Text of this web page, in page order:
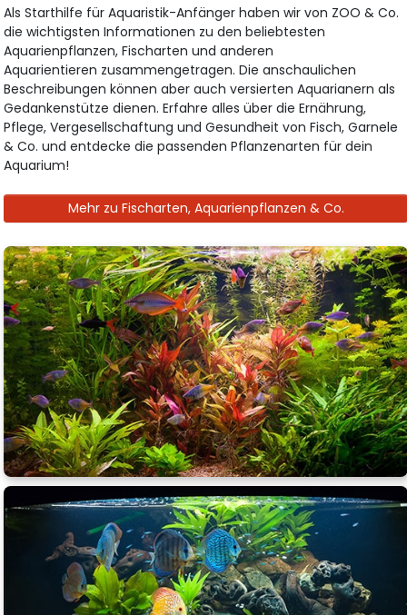
Als Starthilfe für Aquaristik-Anfänger haben wir von ZOO & Co.
die wichtigsten Informationen zu den beliebtesten
Aquarienpflanzen, Fischarten und anderen
Aquarientieren zusammengetragen. Die anschaulichen
Beschreibungen können aber auch versierten Aquarianern als
Gedankenstütze dienen. Erfahre alles über die Ernährung,
Pflege, Vergesellschaftung und Gesundheit von Fisch, Garnele
& Co. und entdecke die passenden Pflanzenarten für dein
Aquarium!
Mehr zu Fischarten, Aquarienpflanzen & Co.